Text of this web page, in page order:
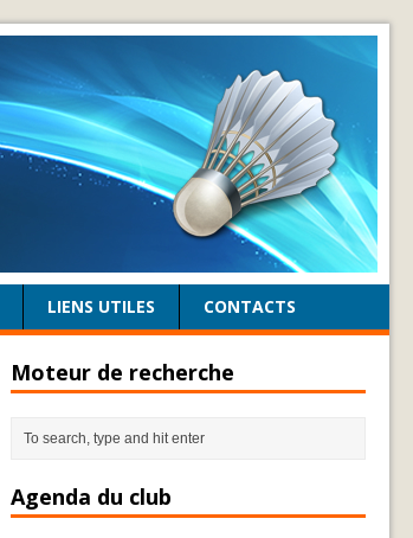
LIENS UTILES CONTACTS
Moteur de recherche
Agenda du club